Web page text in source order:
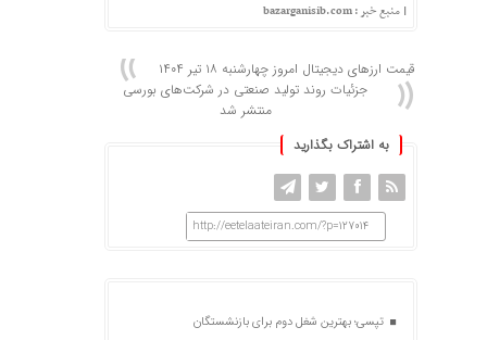
| منبع خبر : bazarganisib.com
قیمت ارز‌های دیجیتال امروز چهارشنبه ۱۸ تیر ۱۴۰۴
جزئیات روند تولید صنعتی در شرکت‌های بورسی
منتشر شد
به اشتراک بگذارید
http://eetelaateiran.com/?p=127014
تپسی؛ بهترین شغل دوم برای بازنشستگان